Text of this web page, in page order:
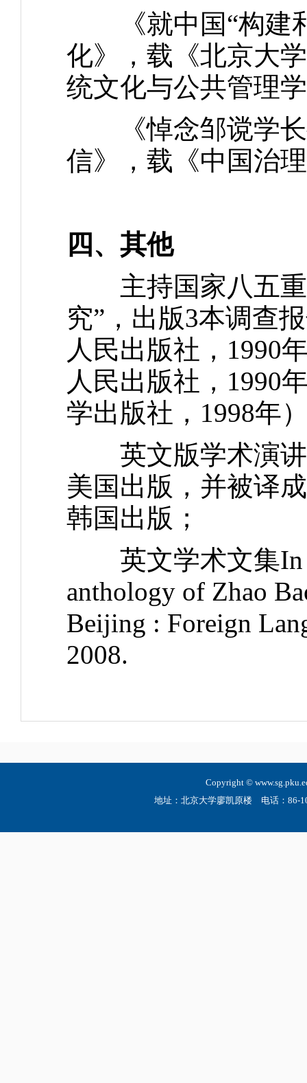
《就中国“构建和
化》，载《北京大
统文化与公共管理
《悼念邹谠学长
信》，载《中国治
四、其他
主持国家八五重
究”，出版3本调查
人民出版社，1990
人民出版社，1990
学出版社，1998年
英文版学术演讲
美国出版，并被译
韩国出版；
英文学术文集In
anthology of Zhao
Beijing : Foreign
2008.
Copyright ©
地址：北京大学廖凯原楼 电话：86-